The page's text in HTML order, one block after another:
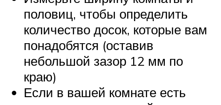
половиц, чтобы определить
количество досок, которые вам
понадобятся (оставив
небольшой зазор 12 мм по
краю)
Если в вашей комнате есть